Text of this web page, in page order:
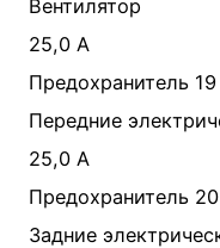
Вентилятор
25,0 А
Предохранитель 19
Передние
25,0 А
Предохранитель 20
Задние